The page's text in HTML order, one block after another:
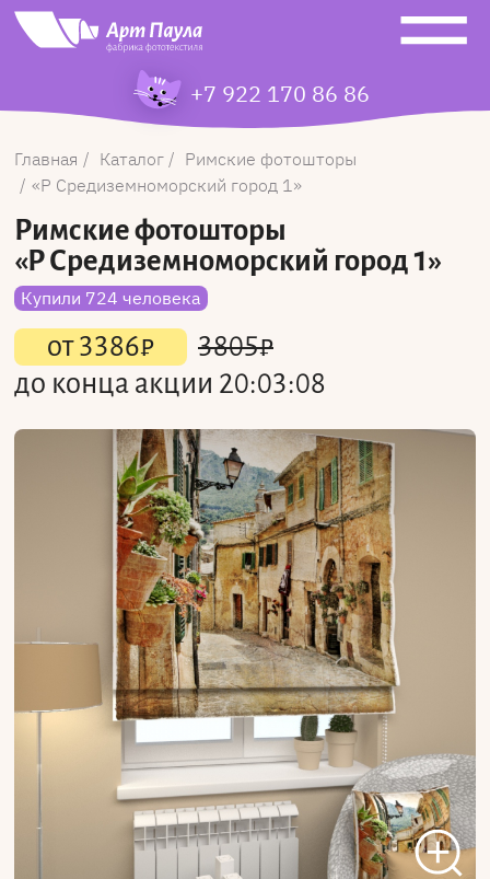
+7 922 170 86 86
Главная Каталог
Римские фотошторы
Р Средиземноморский город 1
Римские фотошторы
«Р Средиземноморский город 1»
Купили 724 человека
от3386₽ 3805₽
до конца акции 20:03:08